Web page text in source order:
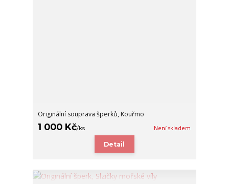
Originální souprava šperků, Kouřmo
1 000 Kč/ks Není skladem
Detail